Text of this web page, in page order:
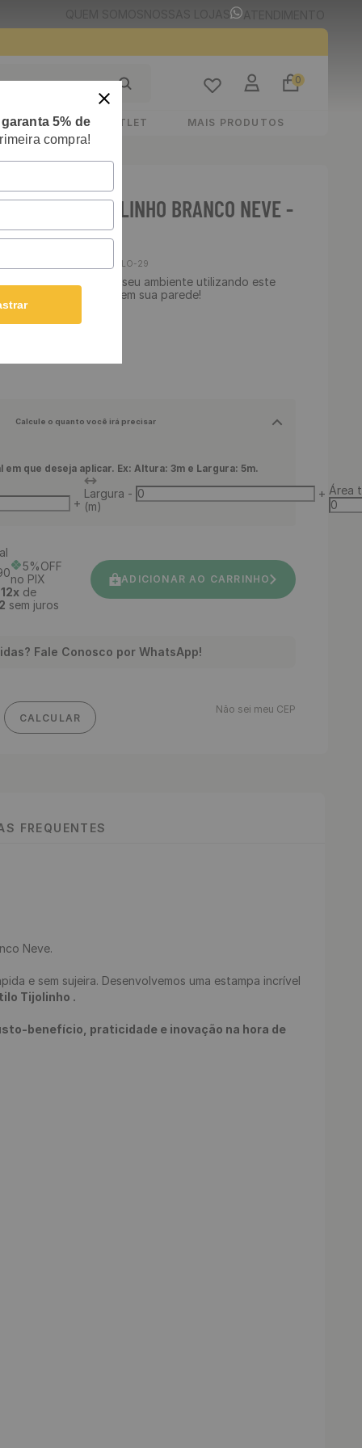
0
OUTLET MAIS PRODUTOS
ADESIVO TIJOLINHO BRANCO NEVE -
CM
TIJOLO-29
Lavável - Transforme seu ambiente utilizando este
essa linda estampa em sua parede!
Calcule o quanto você irá precisar
em que deseja aplicar. Ex: Altura: 3m e Largura: 5m.
+
Largura
(m)
- + Área
5%OFF
no PIX
12xde
sem juros
ADICIONAR AO CARRINHO
Fale Conosco por WhatsApp!
CALCULAR
Não sei meu CEP
FREQUENTES
Neve.
Tijolinho .
benefício, praticidade e inovação na hora de
garanta 5% de
compra!